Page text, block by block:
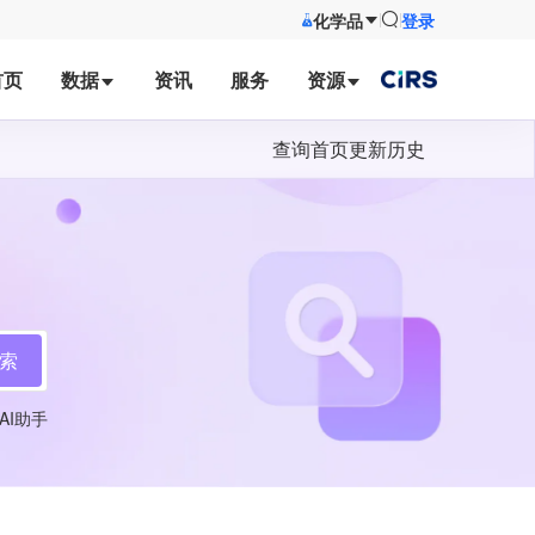
化学品 登录
数据 资讯 服务 资源
查询首页更新历史
助手